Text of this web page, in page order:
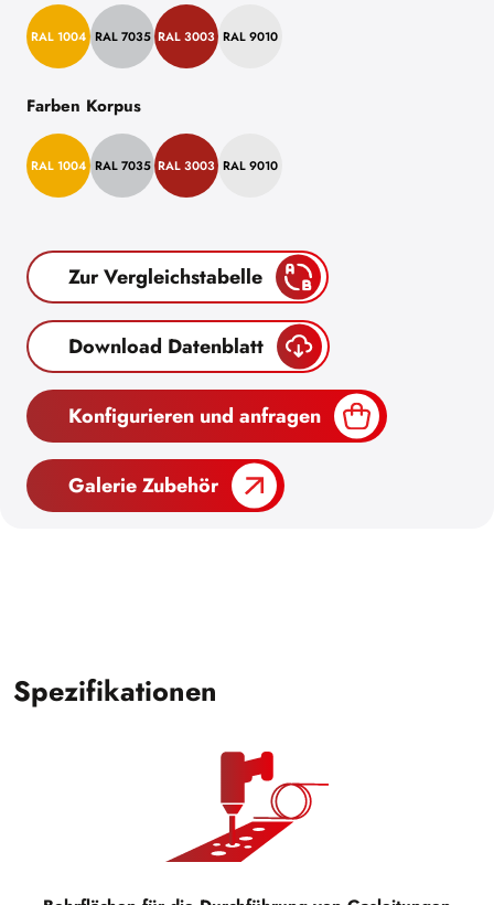
RAL 1004 RAL 7035 RAL 3003 RAL 9010
Farben Korpus
RAL 1004 RAL 7035 RAL 3003 RAL 9010
Zur Vergleichstabelle
Download Datenblatt
Konfigurieren und anfragen
Galerie Zubehör
Spezifikationen